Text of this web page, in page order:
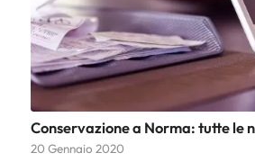
Conservazione a Norma: tutte le
20 Gennaio 2020